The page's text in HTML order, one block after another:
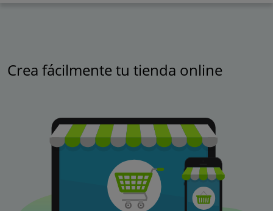
Crea fácilmente tu tienda online